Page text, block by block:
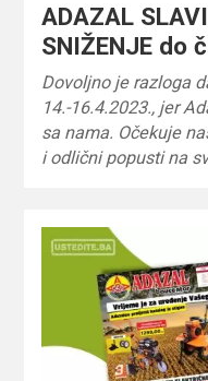
ADAZAL
SNIŽENJE do
Dovoljno je razloga
14.-16.4.2023., jer
sa nama. Očekuje
i odlični popusti na